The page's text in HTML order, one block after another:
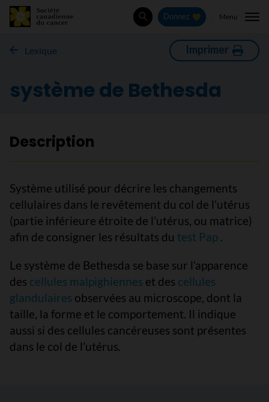
Rechercher
Donnez Menu
Lexique Imprimer
système de Bethesda
Description
Système utilisé pour décrire les changements
cellulaires dans le revêtement du col de l’utérus
(partie inférieure étroite de l’utérus, ou matrice)
afin de consigner les résultats du test Pap .
Le système de Bethesda se base sur l’apparence
des cellules malpighiennes et des cellules
glandulaires observées au microscope, dont la
taille, la forme et le comportement. Il indique
aussi si des cellules cancéreuses sont présentes
dans le col de l’utérus.